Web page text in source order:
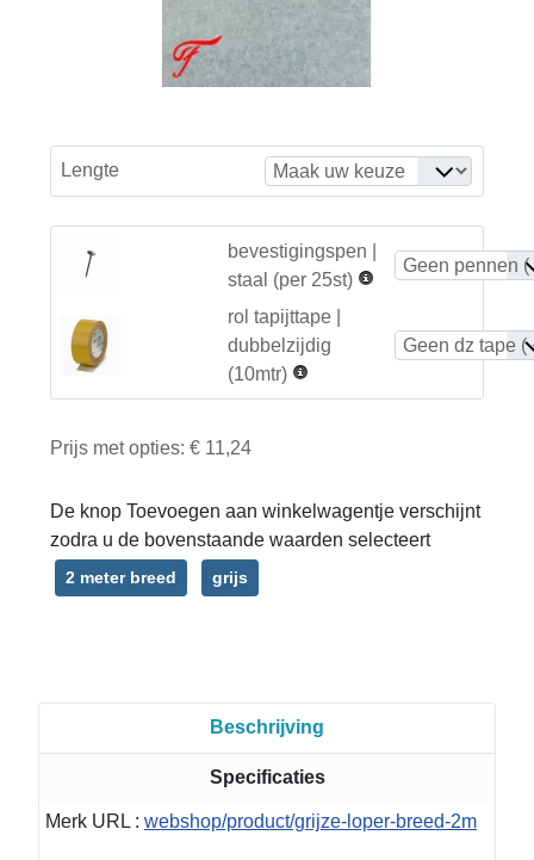
Lengte
bevestigingspen |
staal (per 25st)
rol tapijttape |
dubbelzijdig
(10mtr)
Prijs met opties: € 11,24
De knop Toevoegen aan winkelwagentje verschijnt
zodra u de bovenstaande waarden selecteert
2 meter breed grijs
Beschrijving
Specificaties
Merk URL : webshop/product/grijze-loper-breed-2m